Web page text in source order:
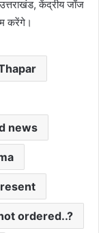
उत्तराखंड, केंद्रीय जाँज
करेंगे।
news
ordered..?